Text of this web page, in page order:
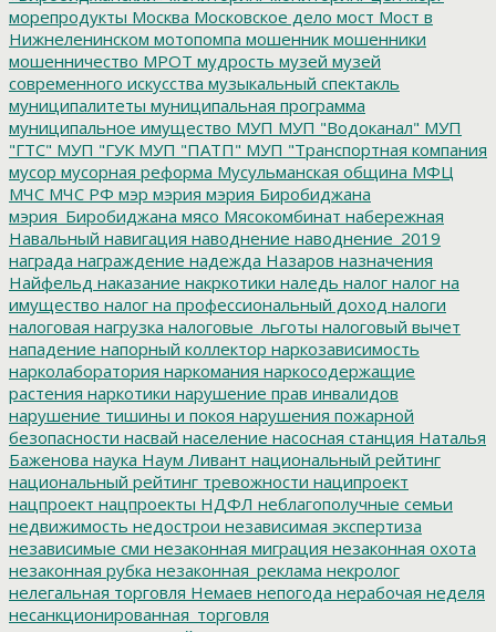
морепродукты Москва Московское дело мост Мост в
Нижнеленинском мотопомпа мошенник мошенники
мошенничество МРОТ мудрость музей музей
современного искусства музыкальный спектакль
муниципалитеты муниципальная программа
муниципальное имущество МУП МУП "Водоканал" МУП
"ГТС" МУП "ГУК МУП "ПАТП" МУП "Транспортная компания
мусор мусорная реформа Мусульманская община МФЦ
МЧС МЧС РФ мэр мэрия мэрия Биробиджана
мэрия_Биробиджана мясо Мясокомбинат набережная
Навальный навигация наводнение наводнение_2019
награда награждение надежда Назаров назначения
Найфельд наказание накркотики наледь налог налог на
имущество налог на профессиональный доход налоги
налоговая нагрузка налоговые_льготы налоговый вычет
нападение напорный коллектор наркозависимость
нарколаборатория наркомания наркосодержащие
растения наркотики нарушение прав инвалидов
нарушение тишины и покоя нарушения пожарной
безопасности насвай население насосная станция Наталья
Баженова наука Наум Ливант национальный рейтинг
национальный рейтинг тревожности наципроект
нацпроект нацпроекты НДФЛ неблагополучные семьи
недвижимость недострои независимая экспертиза
независимые сми незаконная миграция незаконная охота
незаконная рубка незаконная_реклама некролог
нелегальная торговля Немаев непогода нерабочая неделя
несанкционированная_торговля